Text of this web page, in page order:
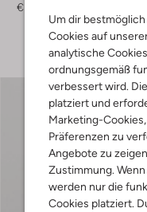
Um dir
Cookies auf
analytische
ordnungsgemäß
verbessert wird.
platziert und
Marketing-
Präferenzen zu
Angebote zu
Zustimmung.
werden nur die
Cookies platziert.
€ 129,99